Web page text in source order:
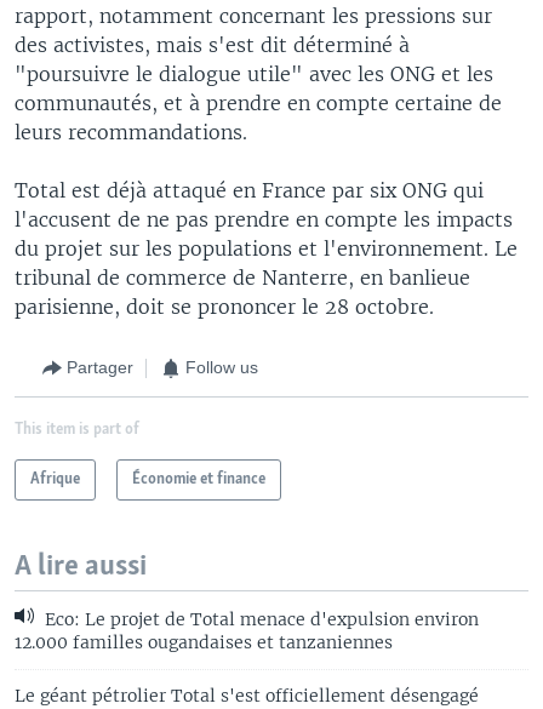
rapport, notamment concernant les pressions sur
des activistes, mais s'est dit déterminé à
"poursuivre le dialogue utile" avec les ONG et les
communautés, et à prendre en compte certaine de
leurs recommandations.
Total est déjà attaqué en France par six ONG qui
l'accusent de ne pas prendre en compte les impacts
du projet sur les populations et l'environnement. Le
tribunal de commerce de Nanterre, en banlieue
parisienne, doit se prononcer le 28 octobre.
Partager Follow us
This item is part of
Afrique Économie et finance
A lire aussi
Eco: Le projet de Total menace d'expulsion environ
12.000 familles ougandaises et tanzaniennes
Le géant pétrolier Total s'est officiellement désengagé